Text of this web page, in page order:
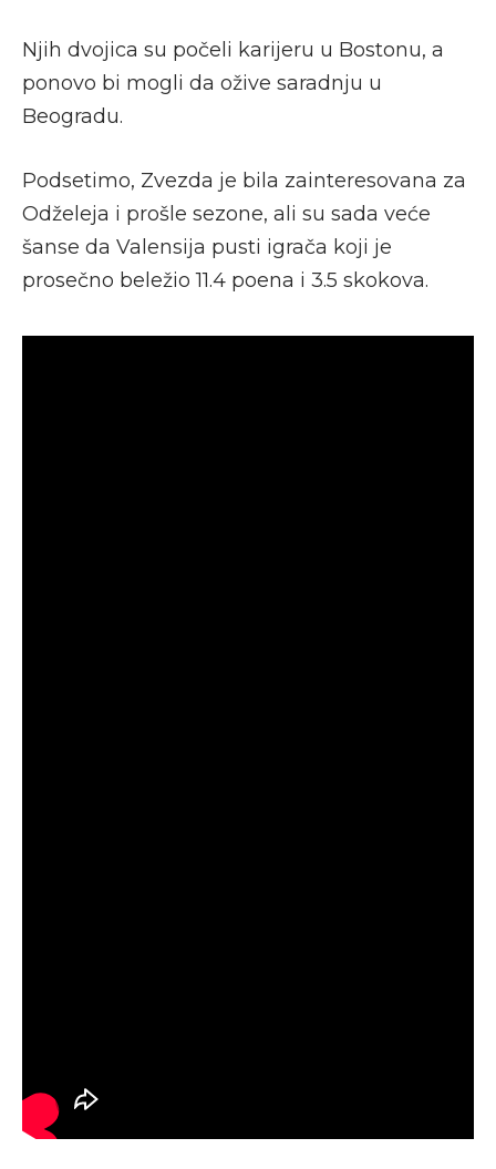
Njih dvojica su počeli karijeru u Bostonu, a
ponovo bi mogli da ožive saradnju u
Beogradu.
Podsetimo, Zvezda je bila zainteresovana za
Odželeja i prošle sezone, ali su sada veće
šanse da Valensija pusti igrača koji je
prosečno beležio 11.4 poena i 3.5 skokova.